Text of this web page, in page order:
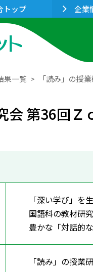
トップ 企業
果一覧 「読み」の授
会 第36回
「深い学び」を
国語科の教材研
豊かな「対話的
「読み」の授業